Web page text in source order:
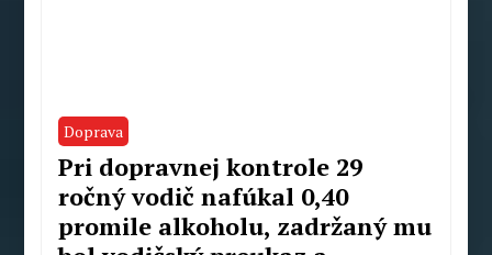
Doprava
Pri dopravnej kontrole 29
ročný vodič nafúkal 0,40
promile alkoholu, zadržaný mu